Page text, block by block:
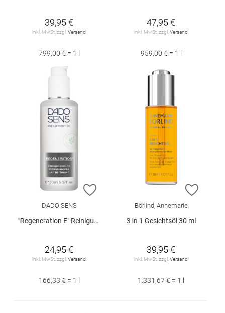
39,95 €
inkl. MwSt. zzgl. Versand
799,00 € = 1 l
47,95 €
inkl. MwSt. zzgl. Versand
959,00 € = 1 l
ZUR WUNSCHLISTE HINZUFÜGEN
DADO SENS
"Regeneration E" Reinigungsmilch 150 ml
24,95 €
inkl. MwSt. zzgl. Versand
166,33 € = 1 l
ZUR
Börlind, Annemarie
3 in 1 Gesichtsöl 30 ml
39,95 €
inkl. MwSt. zzgl. Versand
1.331,67 € = 1 l